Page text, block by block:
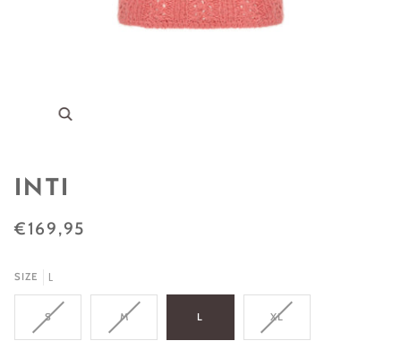
Zoom
INTI
€169,95
SIZE L
S M L XL